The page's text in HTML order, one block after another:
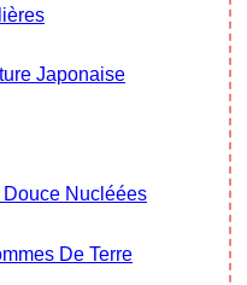
Japonaise
Douce Nucléées
De Terre